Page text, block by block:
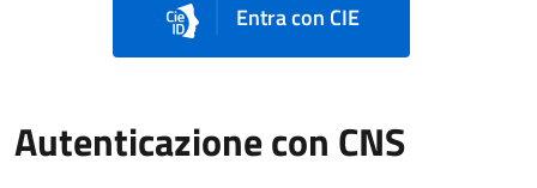
Entra con CIE
Autenticazione con CNS